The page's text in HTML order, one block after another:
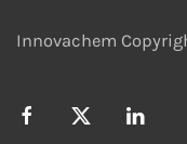
Innovachem